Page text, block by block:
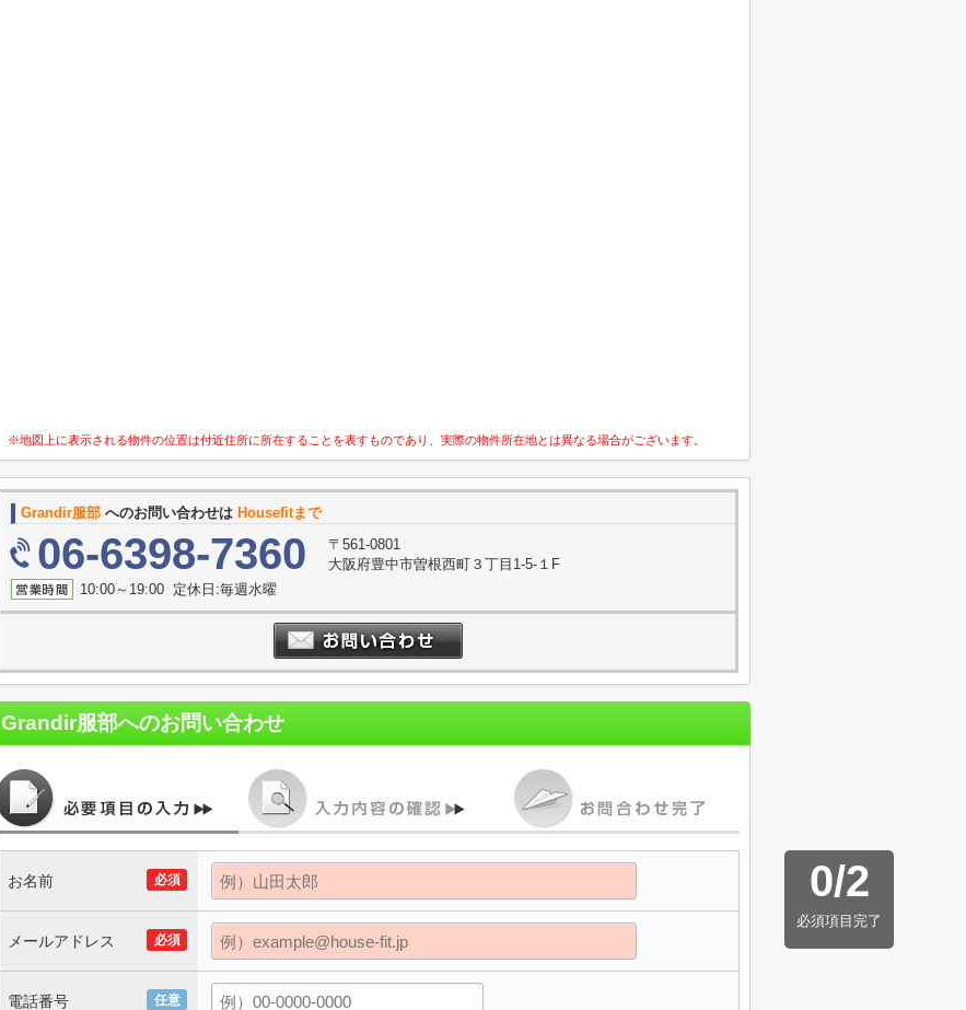
※地図上に表示される物件の位置は付近住所に所在することを表すものであり、実際の物件所在地とは異なる場合がございます。
Grandir服部 へのお問い合わせは Housefitまで
06-6398-7360
〒561-0801
大阪府豊中市曽根西町３丁目1-5-１F
10:00～19:00 定休日:毎週水曜
Grandir服部へのお問い合わせ
0/2
必須項目完了
必須
お名前
必須
メールアドレス
任意
電話番号